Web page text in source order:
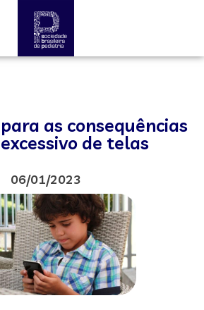
as consequências
de telas
06/01/2023